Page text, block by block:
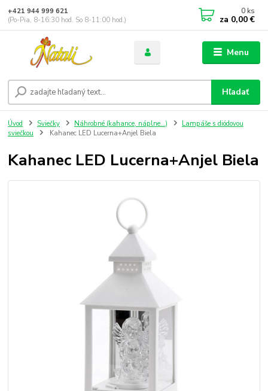
Menu
Hľadať
+421 944 999 621
(Po-Pia, 8-16:30 hod. So 8-11:00 hod.)
0 ks
za 0,00 €
Úvod Sviečky Náhrobné (kahance, náplne...)
Lampáše s diódovou
sviečkou
Kahanec LED Lucerna+Anjel Biela
Kahanec LED Lucerna+Anjel Biela